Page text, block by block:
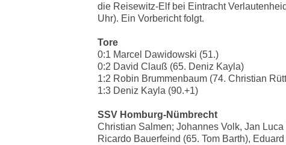
die Reisewitz-Elf bei Eintracht
Uhr). Ein Vorbericht folgt.
Tore
0:1 Marcel Dawidowski (51.)
0:2 David Clauß (65. Deniz Kayla)
1:2 Robin Brummenbaum (74. Christian
1:3 Deniz Kayla (90.+1)
SSV Homburg-Nümbrecht
Christian Salmen; Johannes Volk, Jan
Ricardo Bauerfeind (65. Tom Barth),